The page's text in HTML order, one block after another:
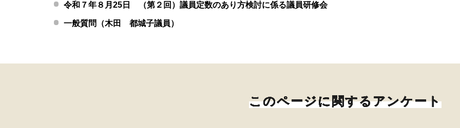
令和７年８月25日 （第２回）議員定数のあり方検討に係る議員研修会
一般質問（木田 都城子議員）
このページに関するアンケート